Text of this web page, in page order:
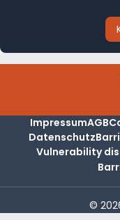
ImpressumAGB
Datenschutz
Vulnerability
©